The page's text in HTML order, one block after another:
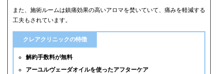
また、施術ルームは鎮痛効果の高いアロマを焚いていて、痛みを軽減する
工夫もされています。
クレアクリニックの特徴
解約手数料が無料
アーユルヴェーダオイルを使ったアフターケア